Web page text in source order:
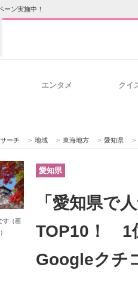
ーン実施中！
スと働き方のヒント
ニア向け専門サイト 企業向け
エンタメ クイ
ーチ > 地域 > 東海地方 > 愛知県 >
す（画
愛知県
「愛知県で
TOP10！ 1
Googleクチ